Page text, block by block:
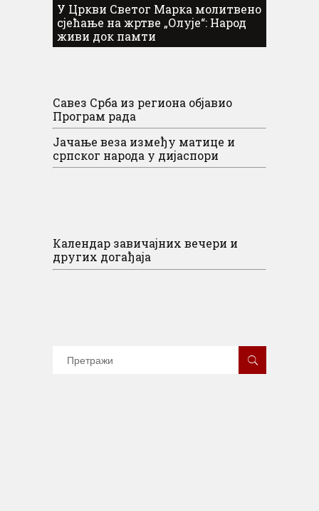
У Цркви Светог Марка молитвено
сјећање на жртве „Олује“: Народ
живи док памти
Савез Срба из региона објавио
Програм рада
Јачање веза између матице и
српског народа у дијаспори
Календар завичајних вечери и
других догађаја